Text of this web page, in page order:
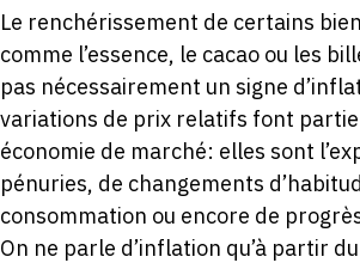
Le renchérissement de certains
comme l’essence, le cacao ou les
pas nécessairement un signe
variations de prix relatifs font partie
économie de marché: elles sont
pénuries, de changements
consommation ou encore de
On ne parle d’inflation qu’à partir